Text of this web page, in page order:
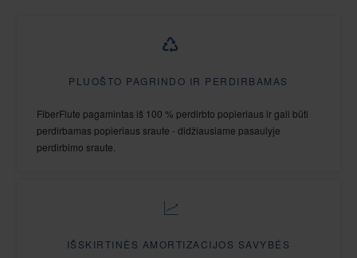
PLUOŠTO PAGRINDO IR PERDIRBAMAS
FiberFlute pagamintas iš 100 % perdirbto popieriaus ir gali būti
perdirbamas popieriaus sraute - didžiausiame pasaulyje
perdirbimo sraute.
IŠSKIRTINĖS AMORTIZACIJOS SAVYBĖS